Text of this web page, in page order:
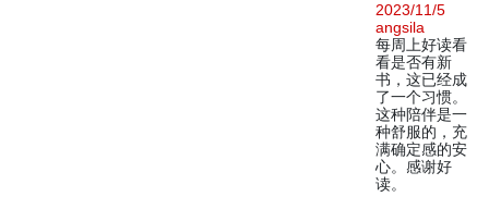
2023/11/5
angsila
每周上好读看
看是否有新
书，这已经成
了一个习惯。
这种陪伴是一
种舒服的，充
满确定感的安
心。感谢好
读。